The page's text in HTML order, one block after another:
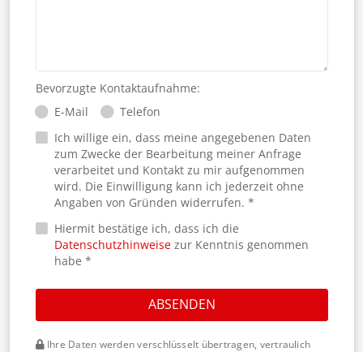
Bevorzugte Kontaktaufnahme:
E-Mail
Telefon
Ich willige ein, dass meine angegebenen Daten
zum Zwecke der Bearbeitung meiner Anfrage
verarbeitet und Kontakt zu mir aufgenommen
wird. Die Einwilligung kann ich jederzeit ohne
Angaben von Gründen widerrufen. *
Hiermit bestätige ich, dass ich die
Datenschutzhinweisezur Kenntnis genommen
habe *
ABSENDEN
Ihre Daten werden verschlüsselt übertragen, vertraulich